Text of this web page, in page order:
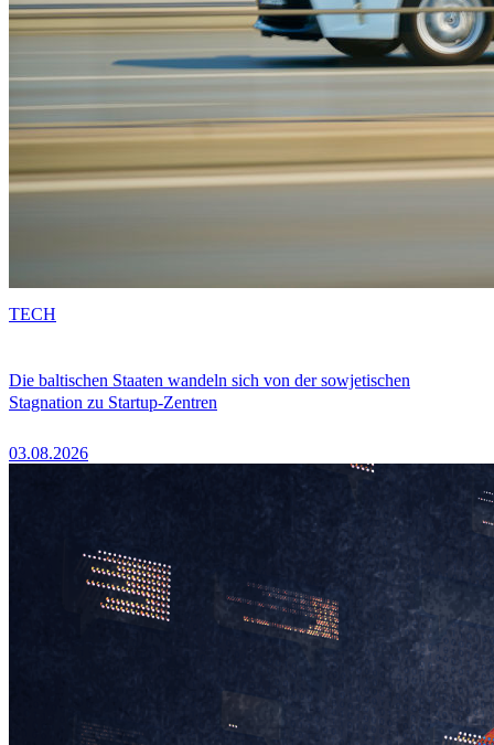
Die baltischen Staaten wandeln sich von der sowjetischen
Stagnation zu Startup-Zentren
03.08.2026
TECH